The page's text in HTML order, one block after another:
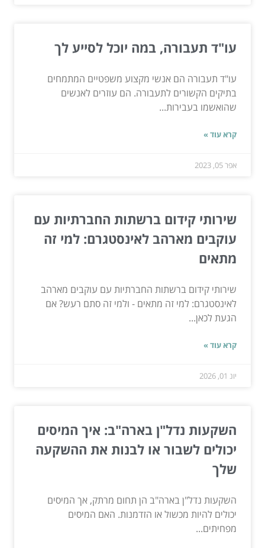
עו"ד תעבורה, במה יוכל לסייע לך
עו"ד תעבורה הם אנשי מקצוע משפטיים המתמחים
בתיקים הקשורים לתעבורה. הם עוזרים לאנשים
שהואשמו בעבירות...
קרא עוד »
אפר 05, 2023
שירותי קידום ברשתות החברתיות עם
עוקבים מארהב לאינסטגרם: למי זה
מתאים
שירותי קידום ברשתות החברתיות עם עוקבים מארהב
לאינסטגרם: למי זה מתאים - ולמי זה סתם רעש? אם
הגעת לכאן...
קרא עוד »
יונ 01, 2026
השקעות נדל"ן בארה"ב: איך המיסים
יכולים לשבור או לבנות את ההשקעה
שלך
השקעות נדל"ן בארה"ב הן תחום מרתק, אך המיסים
יכולים להיות מכשול או הזדמנות. האם המיסים
מפחיתים...